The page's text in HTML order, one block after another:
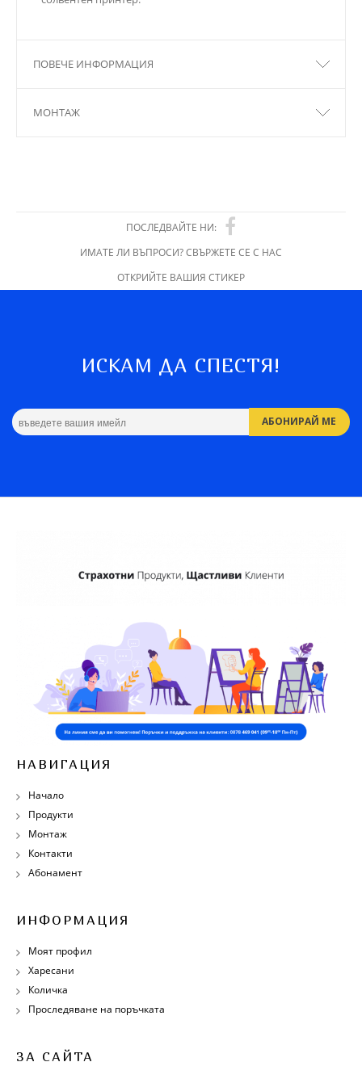
ПОВЕЧЕ ИНФОРМАЦИЯ
МОНТАЖ
ПОСЛЕДВАЙТЕ НИ:
ИМАТЕ ЛИ ВЪПРОСИ? СВЪРЖЕТЕ СЕ С НАС
ОТКРИЙТЕ ВАШИЯ СТИКЕР
ИСКАМ ДА СПЕСТЯ!
НАВИГАЦИЯ
Начало
Продукти
Монтаж
Контакти
Абонамент
ИНФОРМАЦИЯ
Моят профил
Харесани
Количка
Проследяване на поръчката
ЗА САЙТА